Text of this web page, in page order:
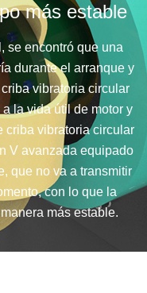
más estable
se encontró que una
durante el arranque y
vibratoria circular
la vida útil de motor y
criba vibratoria circular
V avanzada equipado
que no va a transmitir
con lo que la
más estable.